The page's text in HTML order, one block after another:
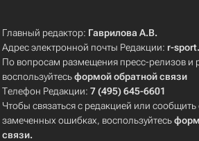
Главный редактор: Гаврилова А.В.
Адрес электронной почты Редакции: r-
По вопросам размещения пресс-релизов и
воспользуйтесьформой обратной связи
Телефон Редакции:7 (495) 645-6601
Чтобы связаться с редакцией или сообщить
замеченных ошибках, воспользуйтесь
связи.